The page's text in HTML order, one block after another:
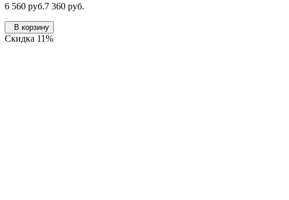
6 560 руб.7 360 руб.
В корзину
Скидка 11%